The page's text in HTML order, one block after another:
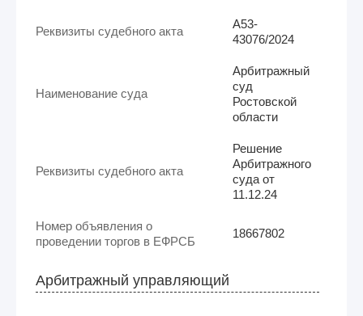
Реквизиты судебного акта
А53-
43076/2024
Наименование суда
Арбитражный
суд
Ростовской
области
Реквизиты судебного акта
Решение
Арбитражного
суда от
11.12.24
Номер объявления о
проведении торгов в ЕФРСБ
18667802
Арбитражный управляющий